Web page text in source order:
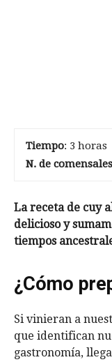
Tiempo: 3 horas
N. de comensales
La receta de cuy
delicioso y
tiempos
¿Cómo
Si vinieran a
que identifican
gastronomía,